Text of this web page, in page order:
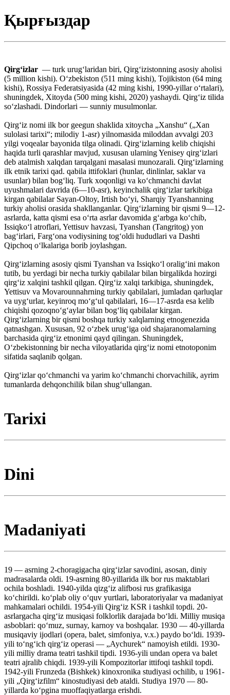
Қырғыздар
Qirgʻizlar — turk urug‘laridan biri, Qirgʻizistonning asosiy aholisi
(5 million kishi). Oʻzbekiston (511 ming kishi), Tojikiston (64 ming
kishi), Rossiya Federatsiyasida (42 ming kishi, 1990-yillar oʻrtalari),
shuningdek, Xitoyda (500 ming kishi, 2020) yashaydi. Qirgʻiz tilida
soʻzlashadi. Dindorlari — sunniy musulmonlar.
Qirgʻiz nomi ilk bor geegun shaklida xitoycha „Xanshu“ („Xan
sulolasi tarixi“; milodiy 1-asr) yilnomasida miloddan avvalgi 203
yilgi voqealar bayonida tilga olinadi. Qirgʻizlarning kelib chiqishi
haqida turli qarashlar mavjud, xususan ularning Yenisey qirgʻizlari
deb atalmish xalqdan tarqalgani masalasi munozarali. Qirgʻizlarning
ilk etnik tarixi qad. qabila ittifoklari (hunlar, dinlinlar, saklar va
usunlar) bilan bogʻliq. Turk xoqonligi va koʻchmanchi davlat
uyushmalari davrida (6—10-asr), keyinchalik qirgʻizlar tarkibiga
kirgan qabilalar Sayan-Oltoy, Irtish boʻyi, Sharqiy Tyanshanning
turkiy aholisi orasida shakllanganlar. Qirgʻizlarning bir qismi 9—12-
asrlarda, katta qismi esa oʻrta asrlar davomida gʻarbga koʻchib,
Issiqkoʻl atroflari, Yettisuv havzasi, Tyanshan (Tangritog) yon
bagʻirlari, Fargʻona vodiysining togʻoldi hududlari va Dashti
Qipchoq oʻlkalariga borib joylashgan.
Qirgʻizlarning asosiy qismi Tyanshan va Issiqkoʻl oraligʻini makon
tutib, bu yerdagi bir necha turkiy qabilalar bilan birgalikda hozirgi
qirgʻiz xalqini tashkil qilgan. Qirgʻiz xalqi tarkibiga, shuningdek,
Yettisuv va Movarounnahrning turkiy qabilalari, jumladan qarluqlar
va uygʻurlar, keyinroq moʻgʻul qabilalari, 16—17-asrda esa kelib
chiqishi qozoqnoʻgʻaylar bilan bogʻliq qabilalar kirgan.
Qirgʻizlarning bir qismi boshqa turkiy xalqlarning etnogenezida
qatnashgan. Xususan, 92 oʻzbek urugʻiga oid shajaranomalarning
barchasida qirgʻiz etnonimi qayd qilingan. Shuningdek,
Oʻzbekistonning bir necha viloyatlarida qirgʻiz nomi etnotoponim
sifatida saqlanib qolgan.
Qirgʻizlar qoʻchmanchi va yarim koʻchmanchi chorvachilik, ayrim
tumanlarda dehqonchilik bilan shugʻullangan.
Tarixi
Dini
Madaniyati
19 — asrning 2-choragigacha qirgʻizlar savodini, asosan, diniy
madrasalarda oldi. 19-asrning 80-yillarida ilk bor rus maktablari
ochila boshladi. 1940-yilda qizgʻiz alifbosi rus grafikasiga
koʻchirildi. koʻplab oliy oʻquv yurtlari, laboratoriyalar va madaniyat
mahkamalari ochildi. 1954-yili Qirgʻiz KSR i tashkil topdi. 20-
asrlargacha qirgʻiz musiqasi folklorlik darajada boʻldi. Milliy musiqa
asboblari: qoʻmuz, surnay, karnoy va boshqalar. 1930 — 40-yillarda
musiqaviy ijodlari (opera, balet, simfoniya, v.x.) paydo boʻldi. 1939-
yili toʻngʻich qirgʻiz operasi — „Aychurek“ namoyish etildi. 1930-
yili milliy drama teatri tashkil tipdi. 1936-yili undan opera va balet
teatri ajralib chiqdi. 1939-yili Kompozitorlar ittifoqi tashkil topdi.
1942-yili Frunzeda (Bishkek) kinoxronika studiyasi ochilib, u 1961-
yili „Qirgʻizfilm“ kinostudiyasi deb ataldi. Studiya 1970 — 80-
yillarda koʻpgina muoffaqiyatlarga erishdi.